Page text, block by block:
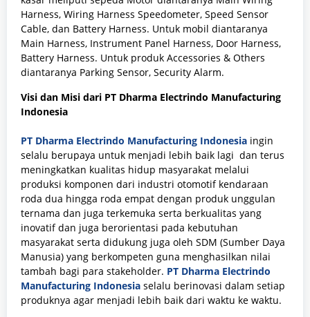
Harness, Wiring Harness Speedometer, Speed Sensor
Cable, dan Battery Harness. Untuk mobil diantaranya
Main Harness, Instrument Panel Harness, Door Harness,
Battery Harness. Untuk produk Accessories & Others
diantaranya Parking Sensor, Security Alarm.
Visi dan Misi dari PT Dharma Electrindo Manufacturing
Indonesia
PT Dharma Electrindo Manufacturing Indonesia ingin
selalu berupaya untuk menjadi lebih baik lagi dan terus
meningkatkan kualitas hidup masyarakat melalui
produksi komponen dari industri otomotif kendaraan
roda dua hingga roda empat dengan produk unggulan
ternama dan juga terkemuka serta berkualitas yang
inovatif dan juga berorientasi pada kebutuhan
masyarakat serta didukung juga oleh SDM (Sumber Daya
Manusia) yang berkompeten guna menghasilkan nilai
tambah bagi para stakeholder. PT Dharma Electrindo
Manufacturing Indonesia selalu berinovasi dalam setiap
produknya agar menjadi lebih baik dari waktu ke waktu.